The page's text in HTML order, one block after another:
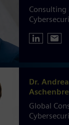
Consulting
Dr.
Global